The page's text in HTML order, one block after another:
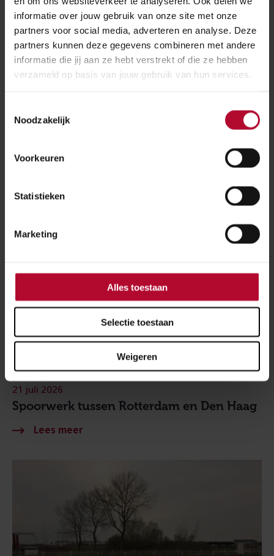
informatie over jouw gebruik van onze site met onze
partners voor social media, adverteren en analyse. Deze
partners kunnen deze gegevens combineren met andere
informatie die jij aan ze hebt verstrekt of die ze hebben
verzameld op basis van jouw gebruik van hun services.
Noodzakelijk
Voorkeuren
Statistieken
Marketing
Alles toestaan
Selectie toestaan
Weigeren
de
reisplanner
Meer over:
Spoorwerk tussen Rotterdam en Den Haag
21 juli 2026